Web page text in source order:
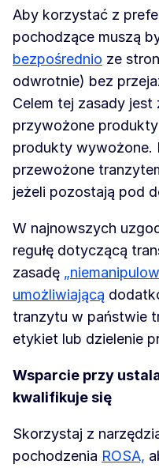
Aby korzystać z
pochodzące muszą
bezpośrednio ze
odwrotnie) bez
Celem tej zasady jest
przywożone
produkty wywożone.
przewożone
jeżeli pozostają pod
W najnowszych
regułę dotyczącą
zasadę
umożliwiającą
tranzytu w państwie
etykiet lub dzielenie
Wsparcie przy
kwalifikuje się
Skorzystaj z
pochodzenia ROSA,